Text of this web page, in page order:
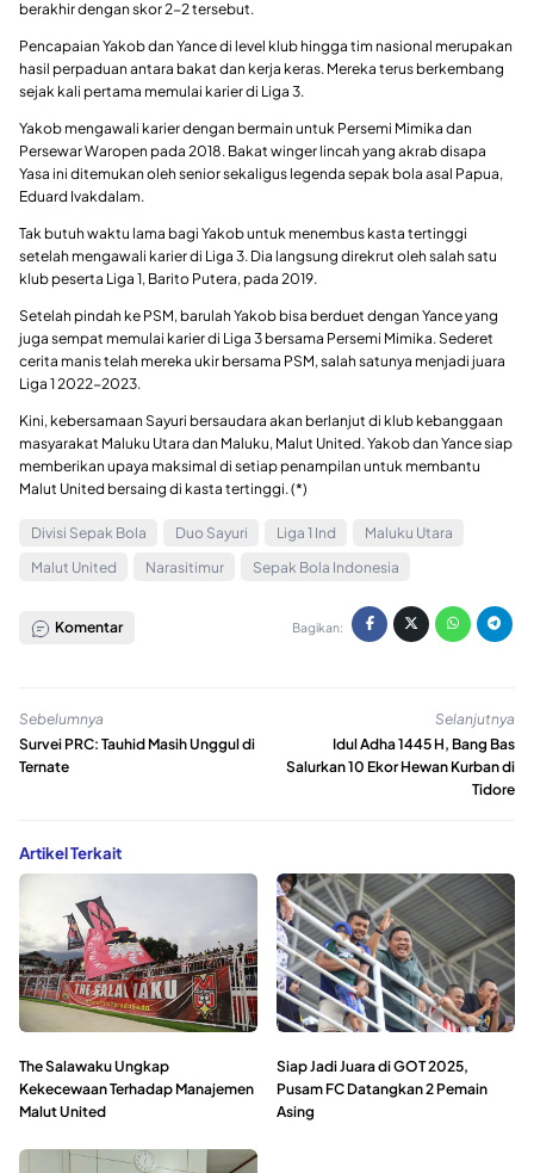
berakhir dengan skor 2-2 tersebut.
Pencapaian Yakob dan Yance di level klub hingga tim nasional merupakan
hasil perpaduan antara bakat dan kerja keras. Mereka terus berkembang
sejak kali pertama memulai karier di Liga 3.
Yakob mengawali karier dengan bermain untuk Persemi Mimika dan
Persewar Waropen pada 2018. Bakat winger lincah yang akrab disapa
Yasa ini ditemukan oleh senior sekaligus legenda sepak bola asal Papua,
Eduard Ivakdalam.
Tak butuh waktu lama bagi Yakob untuk menembus kasta tertinggi
setelah mengawali karier di Liga 3. Dia langsung direkrut oleh salah satu
klub peserta Liga 1, Barito Putera, pada 2019.
Setelah pindah ke PSM, barulah Yakob bisa berduet dengan Yance yang
juga sempat memulai karier di Liga 3 bersama Persemi Mimika. Sederet
cerita manis telah mereka ukir bersama PSM, salah satunya menjadi juara
Liga 1 2022-2023.
Kini, kebersamaan Sayuri bersaudara akan berlanjut di klub kebanggaan
masyarakat Maluku Utara dan Maluku, Malut United. Yakob dan Yance siap
memberikan upaya maksimal di setiap penampilan untuk membantu
Malut United bersaing di kasta tertinggi. (*)
Divisi Sepak Bola Duo Sayuri Liga 1 Ind
Maluku Utara
Malut United
Narasitimur Sepak Bola Indonesia
Komentar Bagikan:
Sebelumnya
Survei PRC: Tauhid Masih Unggul di
Ternate
Selanjutnya
Idul Adha 1445 H, Bang Bas
Salurkan 10 Ekor Hewan Kurban di
Tidore
Artikel Terkait
The Salawaku Ungkap
Kekecewaan Terhadap Manajemen
Malut United
Siap Jadi Juara di GOT 2025,
Pusam FC Datangkan 2 Pemain
Asing